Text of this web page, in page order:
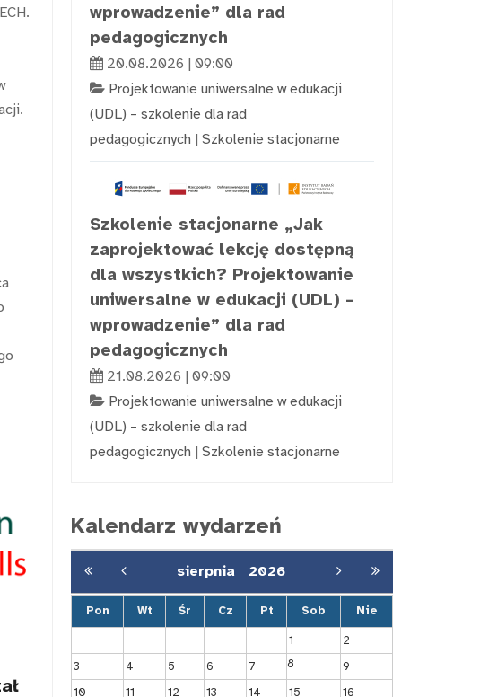
wprowadzenie” dla rad
pedagogicznych
20.08.2026 | 09:00
Projektowanie uniwersalne w edukacji
(UDL) – szkolenie dla rad
pedagogicznych | Szkolenie stacjonarne
Szkolenie stacjonarne „Jak
zaprojektować lekcję dostępną
dla wszystkich? Projektowanie
uniwersalne w edukacji (UDL) –
wprowadzenie” dla rad
pedagogicznych
21.08.2026 | 09:00
Projektowanie uniwersalne w edukacji
(UDL) – szkolenie dla rad
pedagogicznych | Szkolenie stacjonarne
Kalendarz wydarzeń
sierpnia 2026
Pon Wt Śr Cz Pt Sob Nie
1
2
3
4 5 6 7 8
9
10
11 12 13 14 15
16